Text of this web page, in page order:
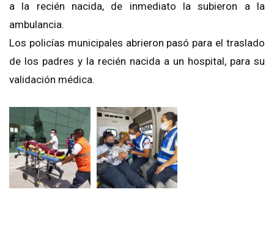
a la recién nacida, de inmediato la subieron a la
ambulancia.
Los policías municipales abrieron pasó para el traslado
de los padres y la recién nacida a un hospital, para su
validación médica.